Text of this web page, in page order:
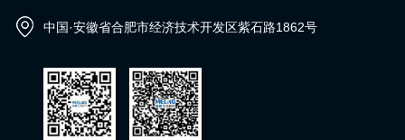
中国·安徽省合肥市经济技术开发区紫石路1862号